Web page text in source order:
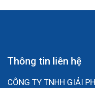
Thông tin liên hệ
CÔNG TY TNHH GIẢI